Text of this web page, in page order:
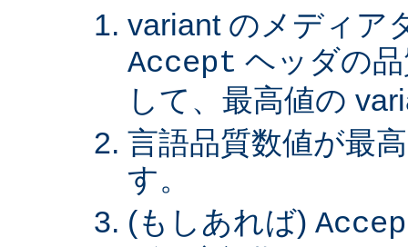
variant のメディア
Accept ヘッダの
して、最高値の
言語品質数値が最
す。
(もしあれば)